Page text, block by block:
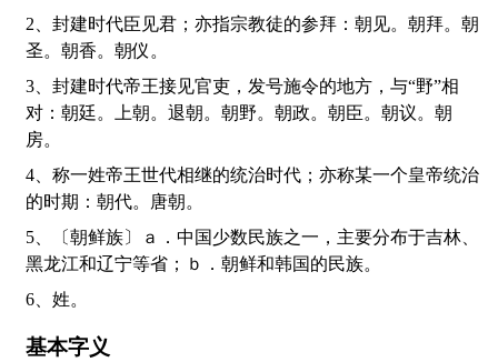
2、封建时代臣见君；亦指宗教徒的参拜：朝见。朝拜。朝
圣。朝香。朝仪。
3、封建时代帝王接见官吏，发号施令的地方，与“野”相
对：朝廷。上朝。退朝。朝野。朝政。朝臣。朝议。朝
房。
4、称一姓帝王世代相继的统治时代；亦称某一个皇帝统治
的时期：朝代。唐朝。
5、〔朝鲜族〕ａ．中国少数民族之一，主要分布于吉林、
黑龙江和辽宁等省；ｂ．朝鲜和韩国的民族。
6、姓。
基本字义